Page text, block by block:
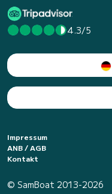
4.3/5
Impressum
ANB / AGB
Kontakt
© SamBoat 2013-2026